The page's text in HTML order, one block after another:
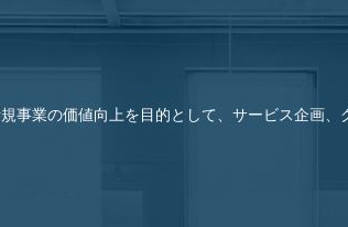
事業の価値向上を目的として、サービス企画、